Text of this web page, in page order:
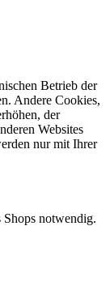
Betrieb der
Andere Cookies,
der
Websites
nur mit Ihrer
notwendig.